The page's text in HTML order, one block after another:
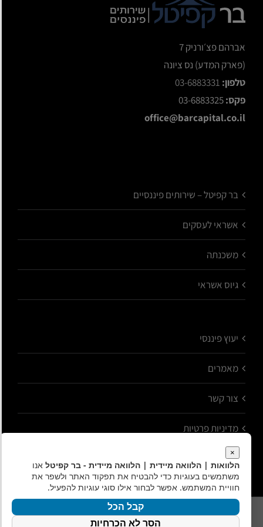
אברהם פצ׳ורניק 7
(פארק המדע) נס ציונה
טלפון: 03-6883331
פקס:
office@barcapital.co.il
בר קפיטל – שירותים פיננסיים
אשראי לעסקים
משכנתה
גיוס אשראי
יעוץ פיננסי
מאמרים
צור קשר
מדיניות פרטיות
כל הזכויות שמורות לבר קפיטל - שירותים פיננסיים
×
הלוואות | הלוואה מיידית | הלוואה מיידית - בר קפיטל אנו
משתמשים בעוגיות כדי להבטיח את תפקוד האתר ולשפר את
חוויית המשתמש. אפשר לבחור אילו סוגי עוגיות להפעיל.
קבל הכל
הסר לא הכרחיות